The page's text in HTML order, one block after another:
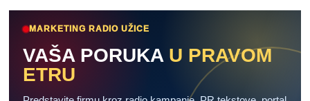
MARKETING RADIO UŽICE
VAŠA PORUKA U PRAVOM
ETRU